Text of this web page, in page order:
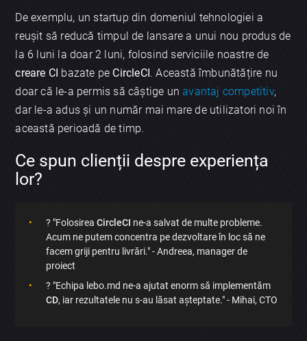
De exemplu, un startup din domeniul tehnologiei a
reușit să reducă timpul de lansare a unui nou produs de
la 6 luni la doar 2 luni, folosind serviciile noastre de
creare CI bazate pe CircleCI. Această îmbunătățire nu
doar că le-a permis să câștige unavantaj competitiv,
dar le-a adus și un număr mai mare de utilizatori noi în
această perioadă de timp.
Ce spun clienții despre experiența
lor?
? "FolosireaCircleCI ne-a salvat de multe probleme.
Acum ne putem concentra pe dezvoltare în loc să ne
facem griji pentru livrări." - Andreea, manager de
proiect
? "Echipa lebo.md ne-a ajutat enorm să implementăm
CD, iar rezultatele nu s-au lăsat așteptate." - Mihai, CTO